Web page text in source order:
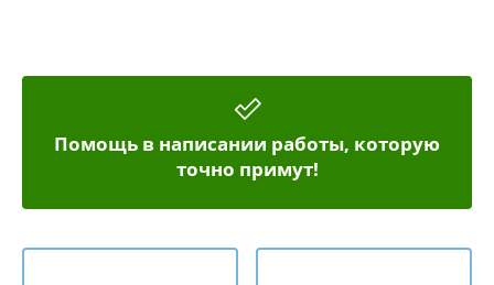
Помощь в написании работы, которую
точно примут!